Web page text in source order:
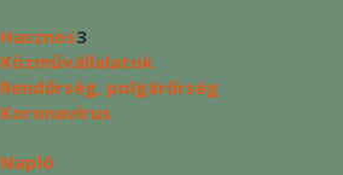
Hasznos3
Közművállalatok
Rendőrség, polgárőrség
Koronavírus
Napló